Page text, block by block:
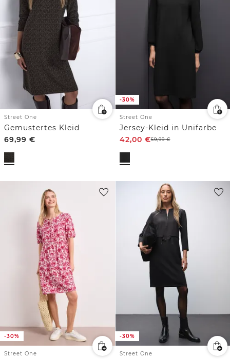
Street One
Gemustertes Kleid
69,99 €
-30%
Street One
Jersey-Kleid in Unifarbe
42,00 €59,99€
-30%
Street One
-30%
Street One